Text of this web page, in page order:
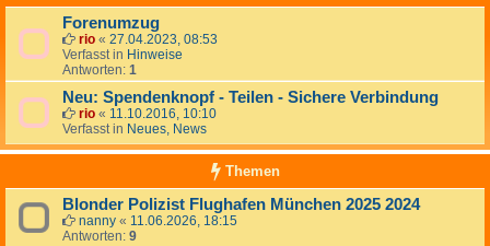
Forenumzug
rio « 27.04.2023, 08:53
Verfasst in Hinweise
Antworten: 1
Neu: Spendenknopf - Teilen - Sichere Verbindung
rio « 11.10.2016, 10:10
Verfasst in Neues, News
Themen
Blonder Polizist Flughafen München 2025 2024
nanny « 11.06.2026, 18:15
Antworten: 9